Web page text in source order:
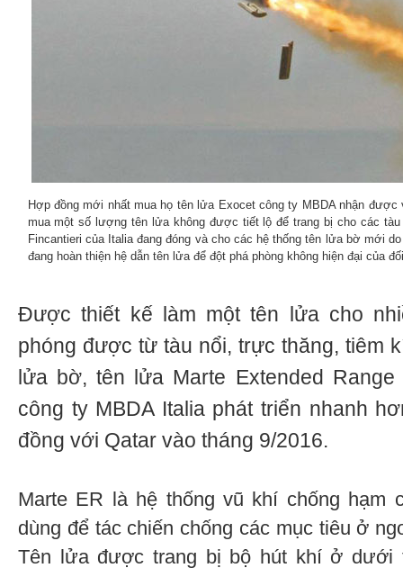
Hợp đồng mới nhất mua họ tên lửa Exocet công ty MBDA nhận được
mua một số lượng tên lửa không được tiết lộ để trang bị cho các
Fincantieri của Italia đang đóng và cho các hệ thống tên lửa bờ mới
đang hoàn thiện hệ dẫn tên lửa để đột phá phòng không hiện đại của
Được thiết kế làm một tên lửa cho
phóng được từ tàu nổi, trực thăng, tiêm
lửa bờ, tên lửa Marte Extended
công ty MBDA Italia phát triển nhanh
đồng với Qatar vào tháng 9/2016.
Marte ER là hệ thống vũ khí chống hạm
dùng để tác chiến chống các mục tiêu ở
Tên lửa được trang bị bộ hút khí ở dưới